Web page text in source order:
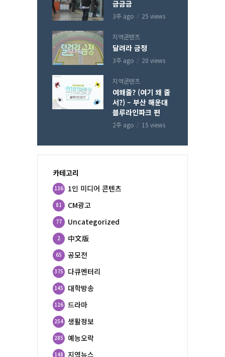
금금금
3주 ago 25 views
지역콘텐츠
달려라 금정
3주 ago 20 views
지역콘텐츠
여왜줄? (여기 왜 줄
서?) – 부산 해운대
블루라인파크 편
2주 ago 15 views
카테고리
1인 미디어 콘텐츠
136
CM광고
81
Uncategorized
77
中文版
2
공모전
65
다큐멘터리
375
대학방송
145
드라마
126
생활정보
254
예능오락
285
지역뉴스
148